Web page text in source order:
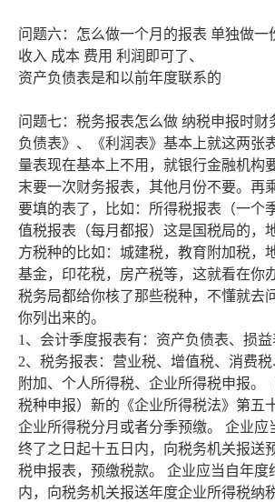
问题六：怎么做一个月的报表 单独做一
收入 成本 费用 利润即可了、
资产负债表是和以前年度联系的
问题七：税务报表怎么做 纳税申报时财
负债表》、《利润表》基本上就这两张
量表现在基本上不用，就银行金融机构
末要一次财务报表，其他月份不要。再
要填的表了，比如：所得税报表（一个
值税报表（每月都报）这是国税局的，
方税种的比如：城建税，教育附加税，
基金，印花税，房产税等，这就看在你
税务局都给你核了那些税种，不懂就去
你列出来的。
1、会计季度报表有：资产负债表、损益
2、税务报表：营业税、增值税、消费
附加、个人所得税、企业所得税申报。
税种申报）新的《企业所得税法》第五
企业所得税分月或者分季预缴。 企业应
终了之日起十五日内，向税务机关报送
税申报表，预缴税款。 企业应当自年度
内，向税务机关报送年度企业所得税纳